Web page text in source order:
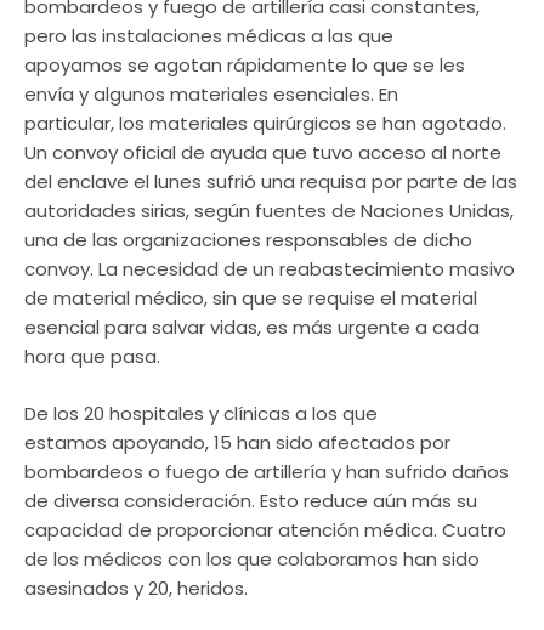
bombardeos y fuego de artillería casi constantes,
pero las instalaciones médicas a las que
apoyamos se agotan rápidamente lo que se les
envía y algunos materiales esenciales. En
particular, los materiales quirúrgicos se han agotado.
Un convoy oficial de ayuda que tuvo acceso al norte
del enclave el lunes sufrió una requisa por parte de las
autoridades sirias, según fuentes de Naciones Unidas,
una de las organizaciones responsables de dicho
convoy. La necesidad de un reabastecimiento masivo
de material médico, sin que se requise el material
esencial para salvar vidas, es más urgente a cada
hora que pasa.
De los 20 hospitales y clínicas a los que
estamos apoyando, 15 han sido afectados por
bombardeos o fuego de artillería y han sufrido daños
de diversa consideración. Esto reduce aún más su
capacidad de proporcionar atención médica. Cuatro
de los médicos con los que colaboramos han sido
asesinados y 20, heridos.